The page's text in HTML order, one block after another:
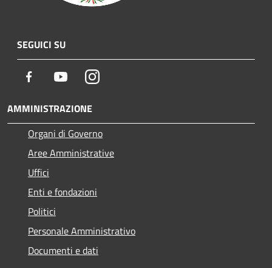
SEGUICI SU
Facebook YoutubeInstagram
AMMINISTRAZIONE
Organi di Governo
Aree Amministrative
Uffici
Enti e fondazioni
Politici
Personale Amministrativo
Documenti e dati